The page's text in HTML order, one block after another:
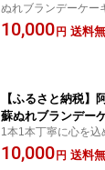
ール (400g×2本)
お菓子 おやつ ブラ
ぬれブランデーケー
しみ込んだじゅわっ
人の味です。大人の
10,000円 送料
【ふるさと納税】
蘇ぬれブランデー
計2ホール ケーキ
トマト 食べ比べ お
1本1本丁寧に心を込
す。甘さ控えめさっ
とまとろーる®とお
10,000円 送料